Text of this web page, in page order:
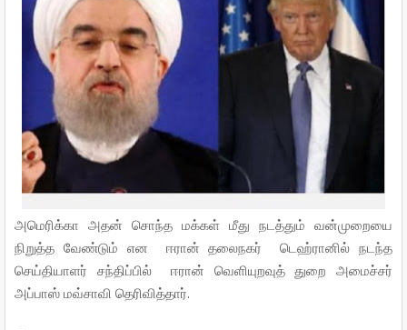
அமெரிக்கா அதன் சொந்த மக்கள் மீது நடத்தும்
வன்முறையை
நிறுத்த
வேண்டும் என ஈரான் தலைநகர் டெஹ்ரானில்
நடந்த
செய்தியாளர்
சந்திப்பில் ஈரான் வெளியுறவுத் துறை
அமைச்சர்
அப்பாஸ் மவ்சாவி தெரிவித்தார்.